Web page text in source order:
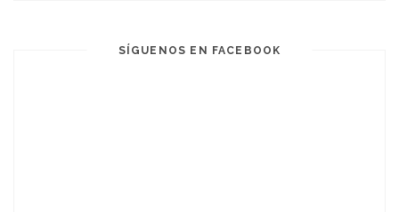
SÍGUENOS EN FACEBOOK